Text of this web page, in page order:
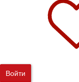
Войти